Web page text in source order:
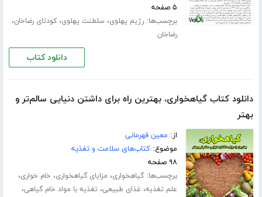
۵ صفحه
برچسب‌ها:رژیم پهلوی، سلطنت پهلوی،کودتای رضاخان،
رضاخان
دانلود کتاب
دانلود کتاب گیاهخواری، بهترین راه برای داشتن دنیایی سالم‌تر و
بهتر
از: معین قهرمانی
موضوع:کتاب‌های سلامت و تغذیه
۹۸ صفحه
برچسب‌ها:گیاهخواری، مزایای گیاهخواری، خام خواری،
علم تغذیه، غذای طبیعی، تغذیه با مواد خام گیاهی،